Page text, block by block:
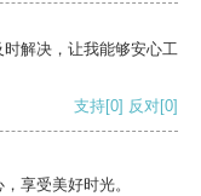
解决，让我能够安心工
支持[0] 反对[0]
享受美好时光。